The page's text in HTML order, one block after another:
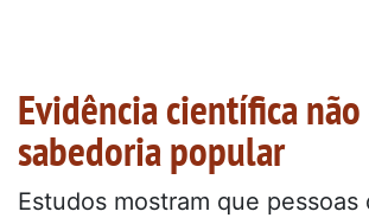
Evidência científica não
sabedoria popular
Estudos mostram que pessoas